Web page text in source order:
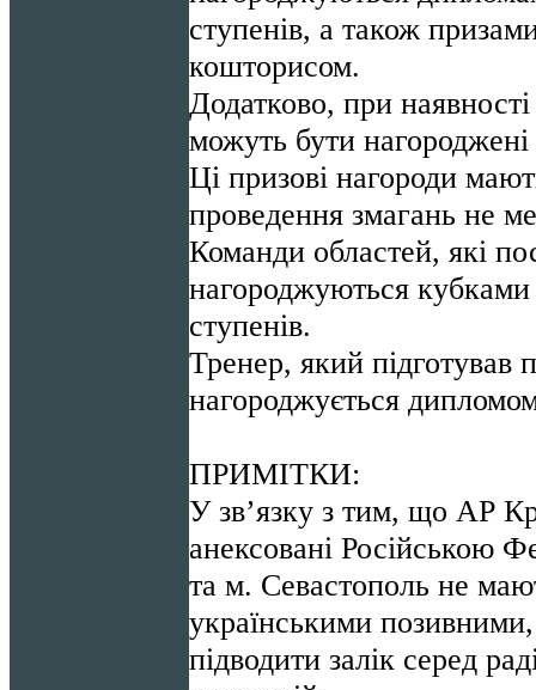
ступенів, а також
кошторисом.
Додатково, при
можуть бути
Ці призові нагороди
проведення змагань не
Команди областей, які
нагороджуються кубками
ступенів.
Тренер, який підготував
нагороджується
ПРИМІТКИ:
У зв’язку з тим, що АР
анексовані Російською
та м. Севастополь не
українськими
підводити залік серед